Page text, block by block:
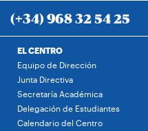
(+34) 968 32 54 25
EL CENTRO
Equipo de Dirección
Junta Directiva
Secretaría Académica
Delegación de Estudiantes
Calendario del Centro